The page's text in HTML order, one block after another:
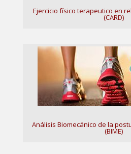
Ejercicio físico terapeutico en
(CARD)
Análisis Biomecánico de la
(BIME)